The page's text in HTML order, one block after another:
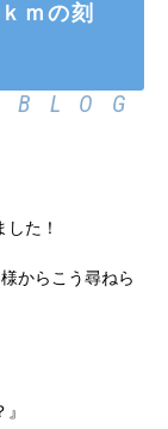
ｍの刻
BLOG
た！
からこう尋ねら